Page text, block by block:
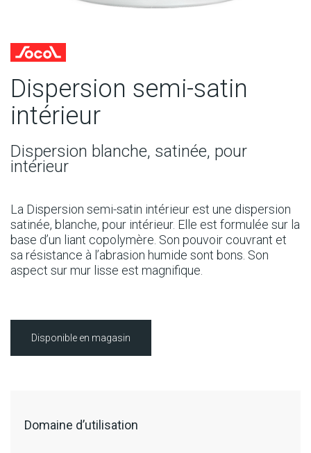
Dispersion semi-satin
intérieur
Dispersion blanche, satinée, pour
intérieur
La Dispersion semi-satin intérieur est une dispersion
satinée, blanche, pour intérieur. Elle est formulée sur la
base d’un liant copolymère. Son pouvoir couvrant et
sa résistance à l’abrasion humide sont bons. Son
aspect sur mur lisse est magnifique.
Disponible en magasin
Domaine d’utilisation